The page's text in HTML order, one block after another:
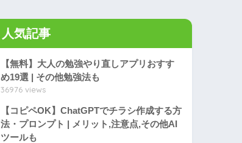
人気記事
【無料】大人の勉強やり直しアプリおすす
め19選 | その他勉強法も
36976 views
【コピペOK】ChatGPTでチラシ作成する方
法・プロンプト | メリット,注意点,その他AI
ツールも